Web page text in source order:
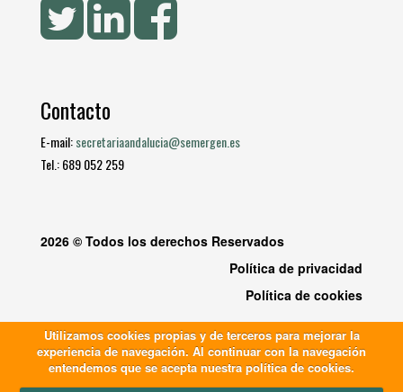
Contacto
E-mail:secretariaandalucia@semergen.es
Tel.: 689 052 259
2026 © Todos los derechos Reservados
Política de privacidad
Política de cookies
Utilizamos cookies propias y de terceros para mejorar la
experiencia de navegación. Al continuar con la navegación
entendemos que se acepta nuestra política de cookies.